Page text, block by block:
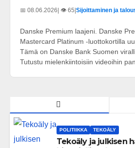
📅 08.06.2026| 👁️ 65|Sijoittaminen ja
Danske Premium laajeni. Danske
Mastercard Platinum -luottokortilla
Tämä on Danske Bank Suomen
Tutustu mielenkiintoisiin videoihin
POLITIIKKA TEKOÄLY
Tekoäly ja julkisen